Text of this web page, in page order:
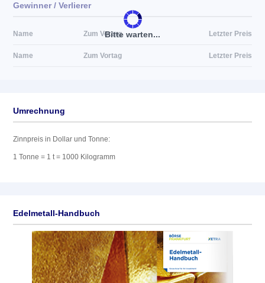
Bitte warten...
Gewinner / Verlierer
Name Zum Vortag Letzter Preis
Name Zum Vortag Letzter Preis
Umrechnung
Zinnpreis in Dollar und Tonne:
1 Tonne = 1 t = 1000 Kilogramm
Edelmetall-Handbuch